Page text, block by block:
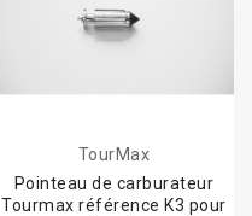
TourMax
Pointeau de carburateur
Tourmax référence K3 pour